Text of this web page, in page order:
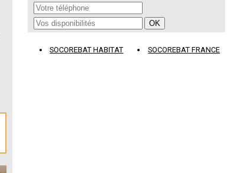
SOCOREBAT HABITAT SOCOREBAT FRANCE